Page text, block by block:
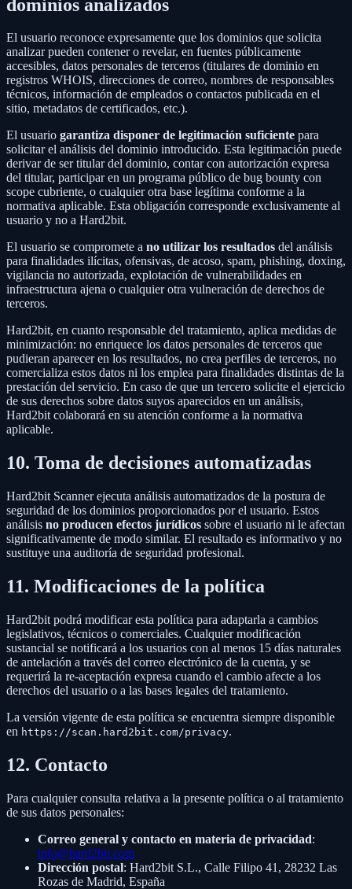
dominios analizados
El usuario reconoce expresamente que los dominios que solicita
analizar pueden contener o revelar, en fuentes públicamente
accesibles, datos personales de terceros (titulares de dominio en
registros WHOIS, direcciones de correo, nombres de responsables
técnicos, información de empleados o contactos publicada en el
sitio, metadatos de certificados, etc.).
El usuario garantiza disponer de legitimación suficiente para
solicitar el análisis del dominio introducido. Esta legitimación puede
derivar de ser titular del dominio, contar con autorización expresa
del titular, participar en un programa público de bug bounty con
scope cubriente, o cualquier otra base legítima conforme a la
normativa aplicable. Esta obligación corresponde exclusivamente al
usuario y no a Hard2bit.
El usuario se compromete a no utilizar los resultados del análisis
para finalidades ilícitas, ofensivas, de acoso, spam, phishing, doxing,
vigilancia no autorizada, explotación de vulnerabilidades en
infraestructura ajena o cualquier otra vulneración de derechos de
terceros.
Hard2bit, en cuanto responsable del tratamiento, aplica medidas de
minimización: no enriquece los datos personales de terceros que
pudieran aparecer en los resultados, no crea perfiles de terceros, no
comercializa estos datos ni los emplea para finalidades distintas de la
prestación del servicio. En caso de que un tercero solicite el ejercicio
de sus derechos sobre datos suyos aparecidos en un análisis,
Hard2bit colaborará en su atención conforme a la normativa
aplicable.
10. Toma de decisiones automatizadas
Hard2bit Scanner ejecuta análisis automatizados de la postura de
seguridad de los dominios proporcionados por el usuario. Estos
análisis no producen efectos jurídicos sobre el usuario ni le afectan
significativamente de modo similar. El resultado es informativo y no
sustituye una auditoría de seguridad profesional.
11. Modificaciones de la política
Hard2bit podrá modificar esta política para adaptarla a cambios
legislativos, técnicos o comerciales. Cualquier modificación
sustancial se notificará a los usuarios con al menos 15 días naturales
de antelación a través del correo electrónico de la cuenta, y se
requerirá la re-aceptación expresa cuando el cambio afecte a los
derechos del usuario o a las bases legales del tratamiento.
La versión vigente de esta política se encuentra siempre disponible
en https://scan.hard2bit.com/privacy.
12. Contacto
Para cualquier consulta relativa a la presente política o al tratamiento
de sus datos personales:
Correo general y contacto en materia de privacidad:
info@hard2bit.com
Dirección postal: Hard2bit S.L., Calle Filipo 41, 28232 Las
Rozas de Madrid, España